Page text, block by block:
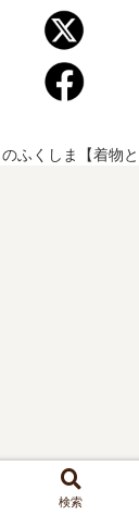
ふくしま【着物と
検索